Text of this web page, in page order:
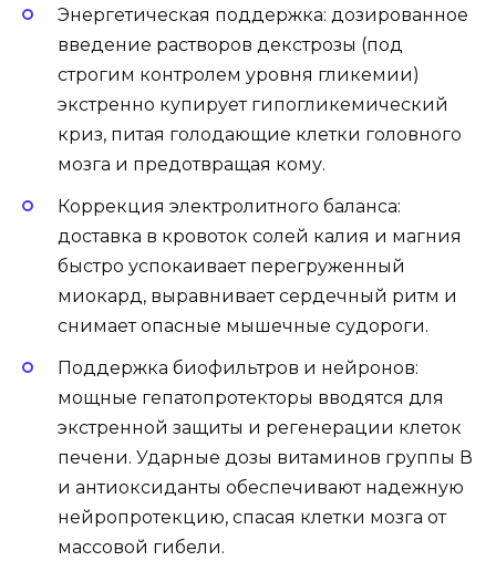
Энергетическая поддержка: дозированное
введение растворов декстрозы (под
строгим контролем уровня гликемии)
экстренно купирует гипогликемический
криз, питая голодающие клетки головного
мозга и предотвращая кому.
Коррекция электролитного баланса:
доставка в кровоток солей калия и магния
быстро успокаивает перегруженный
миокард, выравнивает сердечный ритм и
снимает опасные мышечные судороги.
Поддержка биофильтров и нейронов:
мощные гепатопротекторы вводятся для
экстренной защиты и регенерации клеток
печени. Ударные дозы витаминов группы В
и антиоксиданты обеспечивают надежную
нейропротекцию, спасая клетки мозга от
массовой гибели.